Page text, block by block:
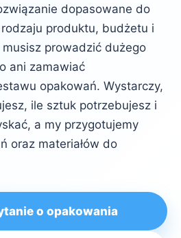
dopasowane do
produktu, budżetu i
prowadzić dużego
ani zamawiać
opakowań. Wystarczy,
ile sztuk potrzebujesz i
a my przygotujemy
oraz materiałów do
o opakowania